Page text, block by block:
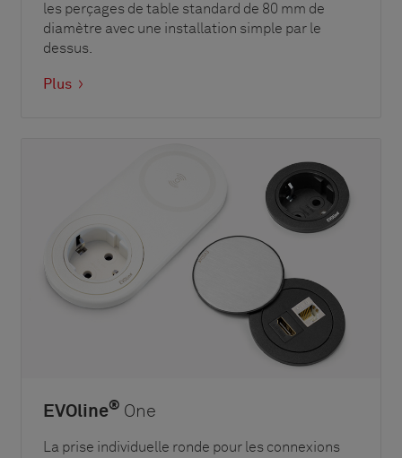
les perçages de table standard de 80 mm de
diamètre avec une installation simple par le
dessus.
Plus
EVOline® One
La prise individuelle ronde pour les connexions